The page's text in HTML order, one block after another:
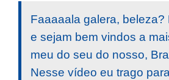
Faaaaala galera, beleza?
e sejam bem vindos a
meu do seu do nosso,
Nesse vídeo eu trago